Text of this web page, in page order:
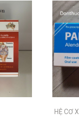
HỆ CƠ